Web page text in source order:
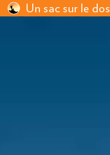
Un sac sur le dos